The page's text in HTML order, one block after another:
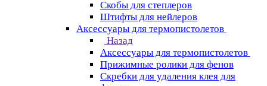
Скобы для степлеров
Штифты для нейлеров
Аксессуары для термопистолетов
Назад
Аксессуары для термопистолетов
Прижимные ролики для фенов
Скребки для удаления клея для